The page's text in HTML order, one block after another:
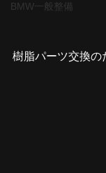
BMW一般整備
樹脂パーツ交換の